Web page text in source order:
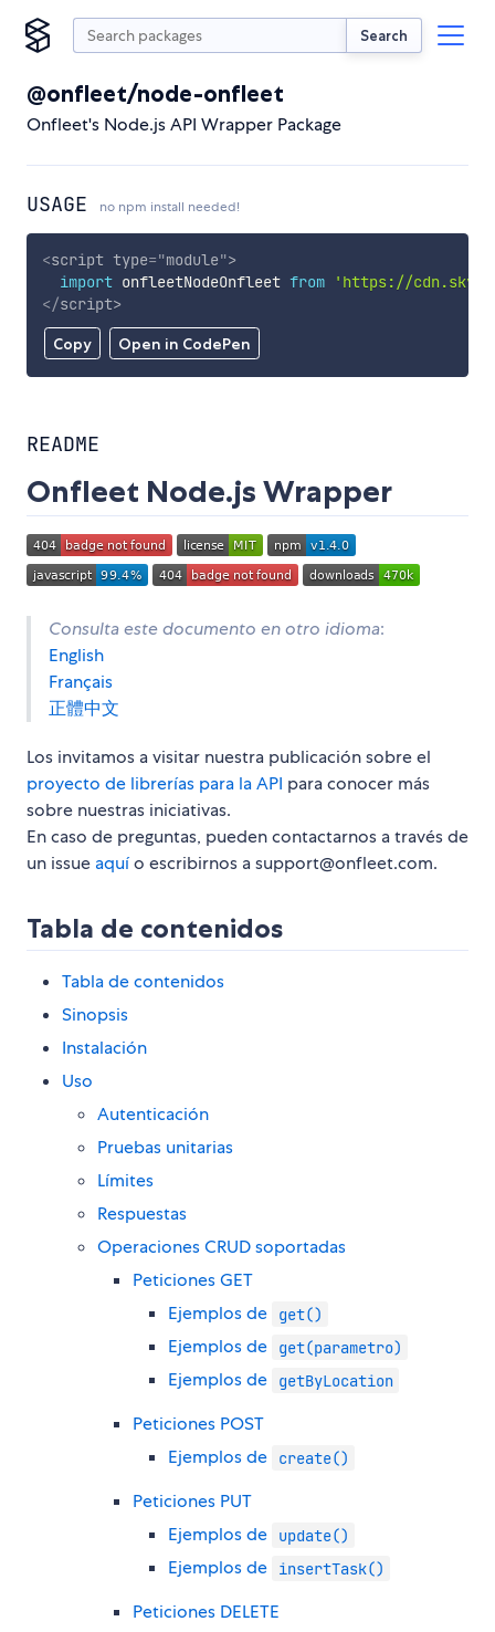
Search
@onfleet/node-onfleet
Onfleet's Node.js API Wrapper Package
USAGE no npm install needed!
Copy Open in CodePen
<script type="module">
import onfleetNodeOnfleet from
'https://
</script>
README
Onfleet Node.js Wrapper
Consulta este documento en otro idioma:
English
Français
正體中文
Los invitamos a visitar nuestra publicación sobre el
proyecto de librerías para la API para conocer más
sobre nuestras iniciativas.
En caso de preguntas, pueden contactarnos a través de
un issue aquío escribirnos a support@onfleet.com.
Tabla de contenidos
Tabla de contenidos
Sinopsis
Instalación
Uso
Autenticación
Pruebas unitarias
Límites
Respuestas
Operaciones CRUD soportadas
Peticiones GET
Ejemplos de
get()
Ejemplos de get(parametro)
Ejemplos de getByLocation
Peticiones POST
Ejemplos de
create()
Peticiones PUT
Ejemplos de
update()
Ejemplos de insertTask()
Peticiones DELETE